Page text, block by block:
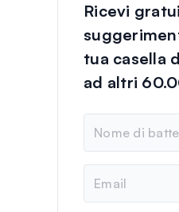
Ricevi
tua casella
ad altri
m
e
a